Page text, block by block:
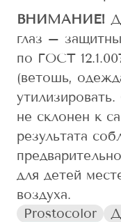
ВНИМАНИЕ!
глаз –
по ГОСТ
(ветошь,
не склонен к
результата
для детей
воздуха.
Prostocolor